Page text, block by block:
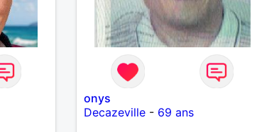
onys
Decazeville - 69 ans